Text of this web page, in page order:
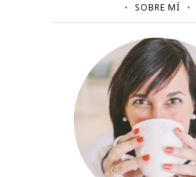
SOBRE MÍ